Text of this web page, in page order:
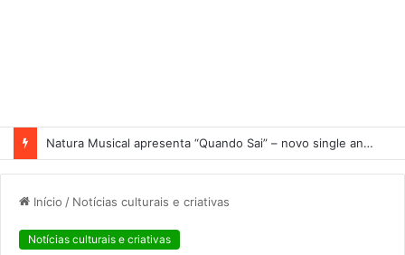
Natura Musical apresenta “Quando Sai” – novo single antecipa estreia do primeiro álbum solo de Elisa Maia
Início / Notícias culturais e criativas
Notícias culturais e criativas